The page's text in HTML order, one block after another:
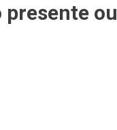
presente ou